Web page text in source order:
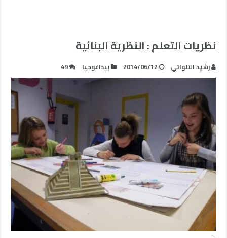
نظريات التعلم : النظرية البنائية
رشيد التلواتي 2014/06/12 بيداغوجيا 49